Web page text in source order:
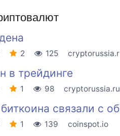
2 125
в трейдинге
1 98 cryptorussia.ru
связали с
1 139 coinspot.io